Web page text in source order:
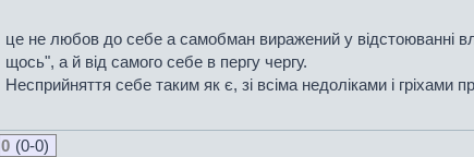
це не любов до себе а самобман виражений у відстоюванні
щось", а й від самого себе в пергу чергу.
Несприйняття себе таким як є, зі всіма недоліками і гріхами
0 (0-0)